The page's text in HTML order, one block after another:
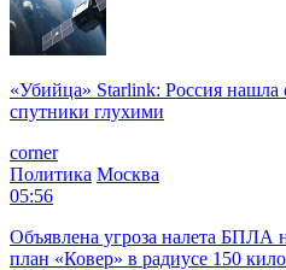
«Убийца» Starlink: Россия нашла
спутники глухими
corner
Политика Москва
05:56
Объявлена угроза налета БПЛА
план «Ковер» в радиусе 150